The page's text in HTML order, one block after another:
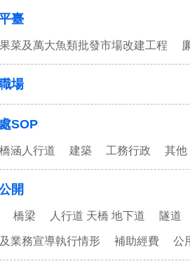
臺
菜及萬大魚類批發市場改建工程
場
SOP
涵人行道 建築 工務行政 其他
開
橋梁 人行道 天橋 地下道 隧道
業務宣導執行情形 補助經費 公